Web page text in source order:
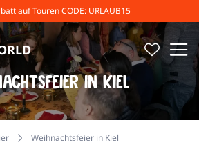
auf Touren CODE: URLAUB15
in Kiel
Weihnachtsfeier in Kiel